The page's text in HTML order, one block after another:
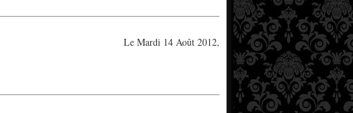
Le Mardi 14 Août 2012,